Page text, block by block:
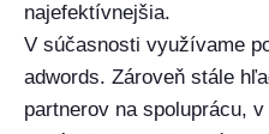
najefektívnejšia.
V súčasnosti využívame
adwords. Zároveň stále
partnerov na spoluprácu,